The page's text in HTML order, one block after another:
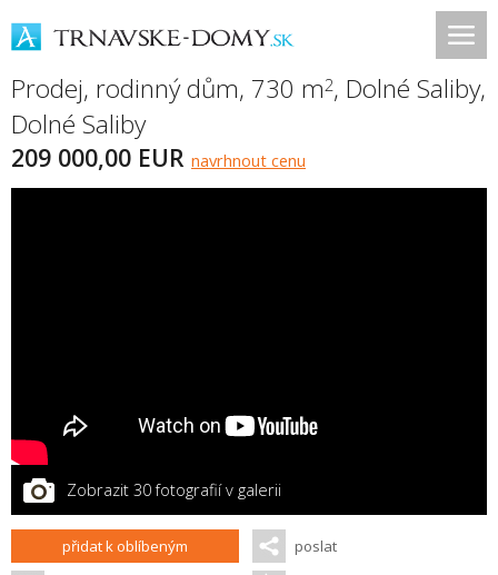
Prodej, rodinný dům, 730 m2, Dolné Saliby,
Dolné Saliby
209 000,00 EUR navrhnout cenu
Zobrazit 30 fotografií v galerii
přidat k oblíbeným poslat